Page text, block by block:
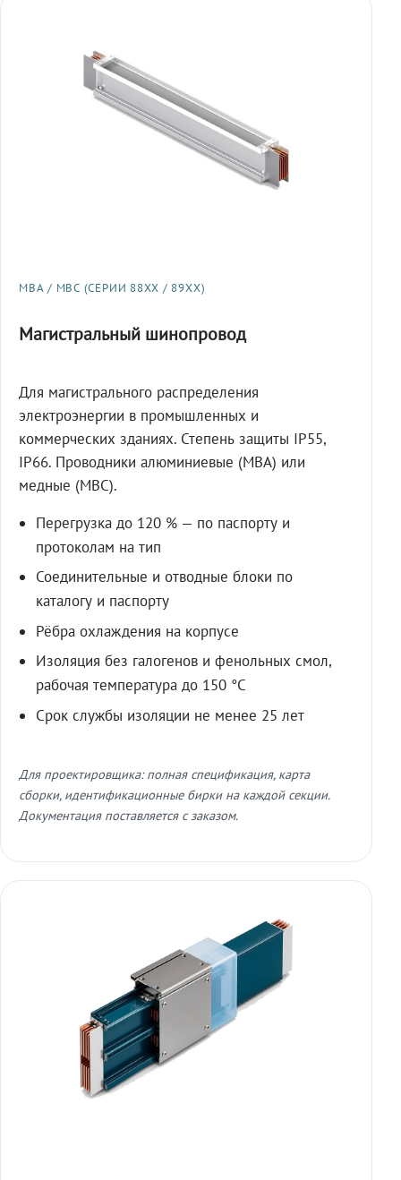
МВА / МВС (СЕРИИ 88XX / 89XX)
Магистральный шинопровод
Для магистрального распределения
электроэнергии в промышленных и
коммерческих зданиях. Степень защиты IP55,
IP66. Проводники алюминиевые (МВА) или
медные (МВС).
Перегрузка до 120 % — по паспорту и
протоколам на тип
Соединительные и отводные блоки по
каталогу и паспорту
Рёбра охлаждения на корпусе
Изоляция без галогенов и фенольных смол,
рабочая температура до 150 °C
Срок службы изоляции не менее 25 лет
Для проектировщика: полная спецификация, карта
сборки, идентификационные бирки на каждой секции.
Документация поставляется с заказом.